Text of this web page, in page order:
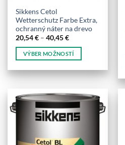
Sikkens Cetol
Wetterschutz Farbe Extra,
ochranný náter na drevo
20,54€ – 40,45€Price
20,54 €
through
VÝBER MOŽNOSTÍ
produkt
viacero
variantov.
Možnosti
môžete